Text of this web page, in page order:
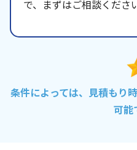
で、まずはご相談くださ
条件によっては、見積もり
可能